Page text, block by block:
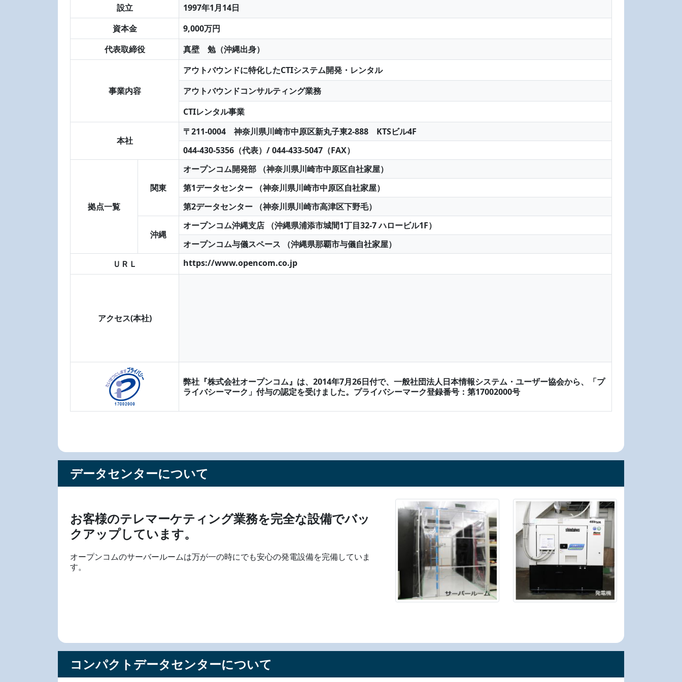
設立
1997年1月14日
資本金
9,000万円
代表取締役
真壁 勉（沖縄出身）
事業内容
アウトバウンドに特化したCTIシステム開発・レンタル
アウトバウンドコンサルティング業務
CTIレンタル事業
本社
〒211-0004 神奈川県川崎市中原区新丸子東2-888 KTSビル4F
044-430-5356（代表）/ 044-433-5047（FAX）
拠点一覧
関東
オープンコム開発部 （神奈川県川崎市中原区自社家屋）
第1データセンター （神奈川県川崎市中原区自社家屋）
第2データセンター （神奈川県川崎市高津区下野毛）
沖縄
オープンコム沖縄支店 （沖縄県浦添市城間1丁目32-7 ハロービル1F）
オープンコム与儀スペース （沖縄県那覇市与儀自社家屋）
ＵＲＬ
https://www.opencom.co.jp
アクセス(本社)
弊社『株式会社オープンコム』は、2014年7月26日付で、一般社団法人日本情報システム・ユーザー協会から、「プ
ライバシーマーク」付与の認定を受けました。プライバシーマーク登録番号：第17002000号
データセンターについて
お客様のテレマーケティング業務を完全な設備でバッ
クアップしています。
オープンコムのサーバールームは万が一の時にでも安心の発電設備を完備していま
す。
コンパクトデータセンターについて